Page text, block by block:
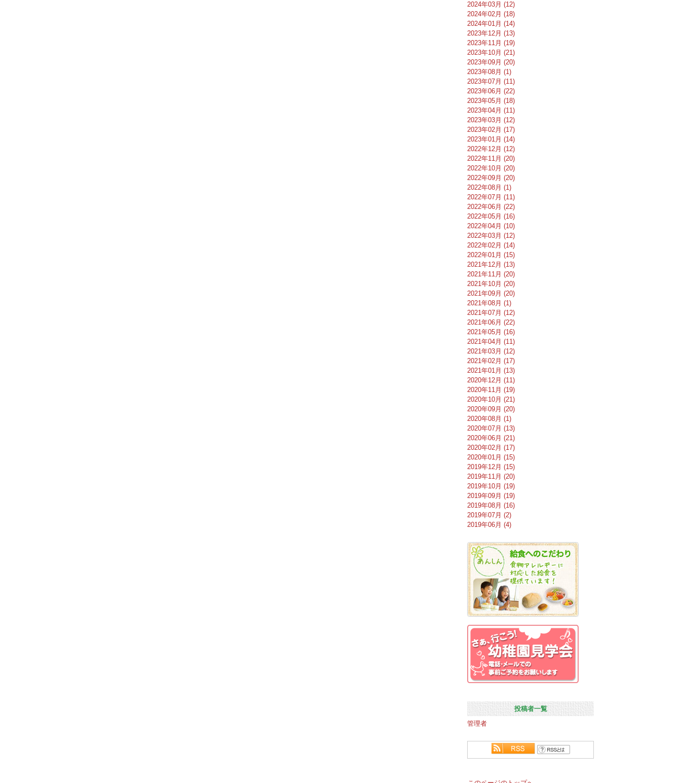
2024年03月 (12)
2024年02月 (18)
2024年01月 (14)
2023年12月 (13)
2023年11月 (19)
2023年10月 (21)
2023年09月 (20)
2023年08月 (1)
2023年07月 (11)
2023年06月 (22)
2023年05月 (18)
2023年04月 (11)
2023年03月 (12)
2023年02月 (17)
2023年01月 (14)
2022年12月 (12)
2022年11月 (20)
2022年10月 (20)
2022年09月 (20)
2022年08月 (1)
2022年07月 (11)
2022年06月 (22)
2022年05月 (16)
2022年04月 (10)
2022年03月 (12)
2022年02月 (14)
2022年01月 (15)
2021年12月 (13)
2021年11月 (20)
2021年10月 (20)
2021年09月 (20)
2021年08月 (1)
2021年07月 (12)
2021年06月 (22)
2021年05月 (16)
2021年04月 (11)
2021年03月 (12)
2021年02月 (17)
2021年01月 (13)
2020年12月 (11)
2020年11月 (19)
2020年10月 (21)
2020年09月 (20)
2020年08月 (1)
2020年07月 (13)
2020年06月 (21)
2020年02月 (17)
2020年01月 (15)
2019年12月 (15)
2019年11月 (20)
2019年10月 (19)
2019年09月 (19)
2019年08月 (16)
2019年07月 (2)
2019年06月 (4)
投稿者一覧
管理者